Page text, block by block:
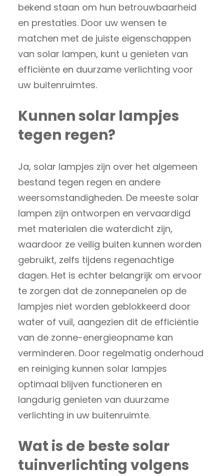
bekend staan om hun betrouwbaarheid
en prestaties. Door uw wensen te
matchen met de juiste eigenschappen
van solar lampen, kunt u genieten van
efficiënte en duurzame verlichting voor
uw buitenruimtes.
Kunnen solar lampjes
tegen regen?
Ja, solar lampjes zijn over het algemeen
bestand tegen regen en andere
weersomstandigheden. De meeste solar
lampen zijn ontworpen en vervaardigd
met materialen die waterdicht zijn,
waardoor ze veilig buiten kunnen worden
gebruikt, zelfs tijdens regenachtige
dagen. Het is echter belangrijk om ervoor
te zorgen dat de zonnepanelen op de
lampjes niet worden geblokkeerd door
water of vuil, aangezien dit de efficiëntie
van de zonne-energieopname kan
verminderen. Door regelmatig onderhoud
en reiniging kunnen solar lampjes
optimaal blijven functioneren en
langdurig genieten van duurzame
verlichting in uw buitenruimte.
Wat is de beste solar
tuinverlichting volgens